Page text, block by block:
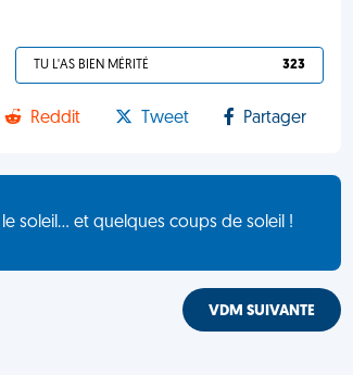
TU L'AS BIEN MÉRITÉ 323
Reddit Tweet Partager
soleil... et quelques coups de soleil !
VDM SUIVANTE